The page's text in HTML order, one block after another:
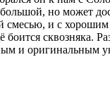
но может
смесью, и с
боится сквозняка.
и оригинальным